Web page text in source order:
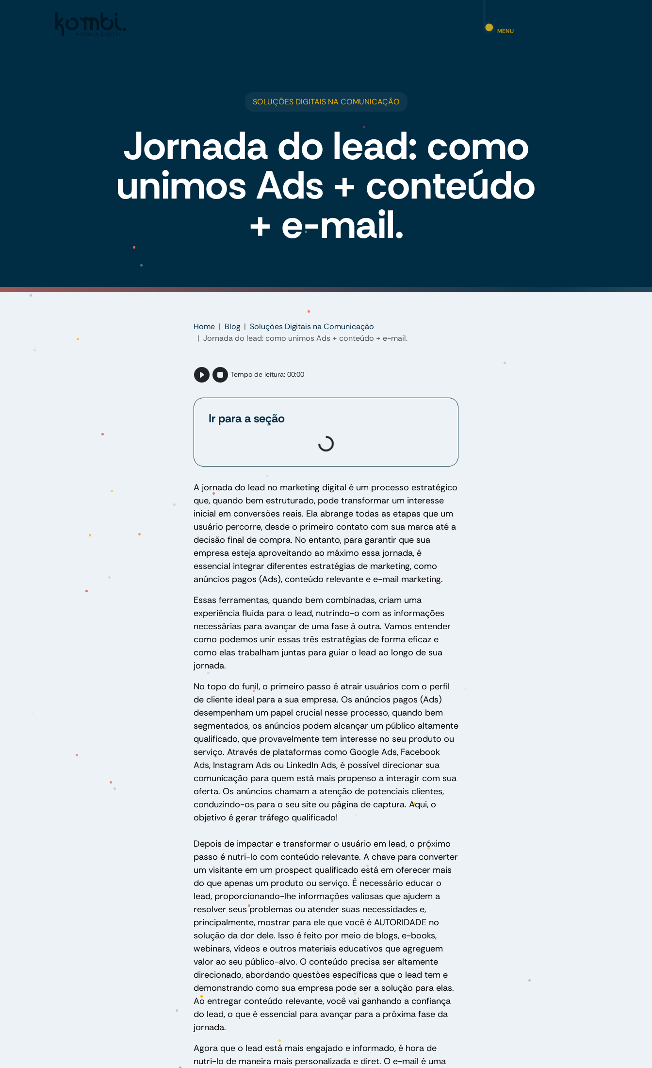
MENU
SOLUÇÕES DIGITAIS NA COMUNICAÇÃO
Jornada do lead: como
unimos Ads + conteúdo
+ e-mail.
Home Blog
Soluções Digitais na Comunicação
Jornada do lead: como unimos Ads + conteúdo + e-mail.
Tempo de leitura: 00:00
Ir para a seção
Loading...
A jornada do lead no marketing digital é um processo estratégico
que, quando bem estruturado, pode transformar um interesse
inicial em conversões reais. Ela abrange todas as etapas que um
usuário percorre, desde o primeiro contato com sua marca até a
decisão final de compra. No entanto, para garantir que sua
empresa esteja aproveitando ao máximo essa jornada, é
essencial integrar diferentes estratégias de marketing, como
anúncios pagos (Ads), conteúdo relevante e e-mail marketing.
Essas ferramentas, quando bem combinadas, criam uma
experiência fluida para o lead, nutrindo-o com as informações
necessárias para avançar de uma fase à outra. Vamos entender
como podemos unir essas três estratégias de forma eficaz e
como elas trabalham juntas para guiar o lead ao longo de sua
jornada.
No topo do funil, o primeiro passo é atrair usuários com o perfil
de cliente ideal para a sua empresa. Os anúncios pagos (Ads)
desempenham um papel crucial nesse processo, quando bem
segmentados, os anúncios podem alcançar um público altamente
qualificado, que provavelmente tem interesse no seu produto ou
serviço. Através de plataformas como Google Ads, Facebook
Ads, Instagram Ads ou LinkedIn Ads, é possível direcionar sua
comunicação para quem está mais propenso a interagir com sua
oferta. Os anúncios chamam a atenção de potenciais clientes,
conduzindo-os para o seu site ou página de captura. Aqui, o
objetivo é gerar tráfego qualificado!
Depois de impactar e transformar o usuário em lead, o próximo
passo é nutri-lo com conteúdo relevante. A chave para converter
um visitante em um prospect qualificado está em oferecer mais
do que apenas um produto ou serviço. É necessário educar o
lead, proporcionando-lhe informações valiosas que ajudem a
resolver seus problemas ou atender suas necessidades e,
principalmente, mostrar para ele que você é AUTORIDADE no
solução da dor dele. Isso é feito por meio de blogs, e-books,
webinars, vídeos e outros materiais educativos que agreguem
valor ao seu público-alvo. O conteúdo precisa ser altamente
direcionado, abordando questões específicas que o lead tem e
demonstrando como sua empresa pode ser a solução para elas.
Ao entregar conteúdo relevante, você vai ganhando a confiança
do lead, o que é essencial para avançar para a próxima fase da
jornada.
Agora que o lead está mais engajado e informado, é hora de
nutri-lo de maneira mais personalizada e diret. O e-mail é uma